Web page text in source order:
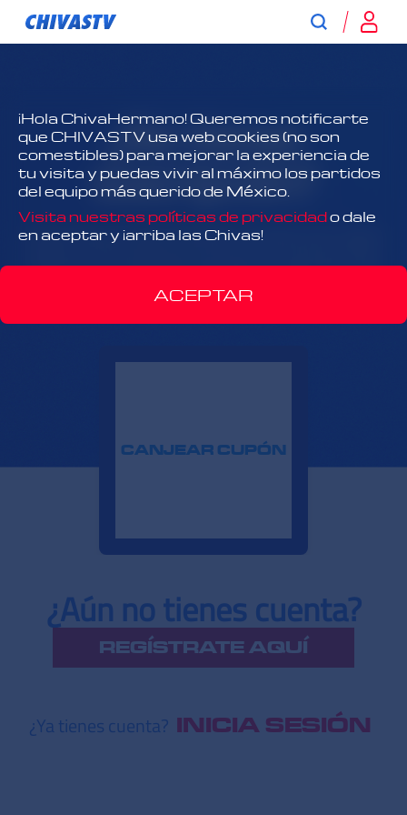
¿No tienes
suscripción?
¡Todo Chivas, todo el tiempo y antes que nadie!
Disfruta el contenido exclusivo y acércate más
que nunca al Rebaño Sagrado.
CANJEAR CUPÓN
¿Aún no tienes cuenta?
REGÍSTRATE AQUÍ
¿Ya tienes cuenta? INICIA SESIÓN
¡Hola ChivaHermano! Queremos notificarte
que CHIVASTV usa web cookies (no son
comestibles) para mejorar la experiencia de
tu visita y puedas vivir al máximo los partidos
del equipo más querido de México.
Visita nuestras políticas de privacidado dale
en aceptar y ¡arriba las Chivas!
ACEPTAR